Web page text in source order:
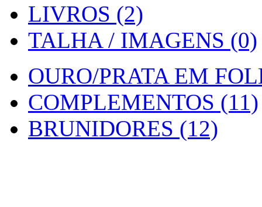
LIVROS (2)
TALHA / IMAGENS (0)
OURO/PRATA EM
COMPLEMENTOS (11)
BRUNIDORES (12)